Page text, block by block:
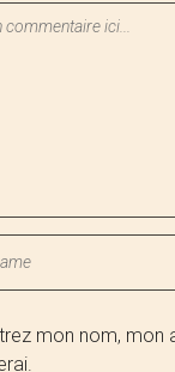
mon nom, mon